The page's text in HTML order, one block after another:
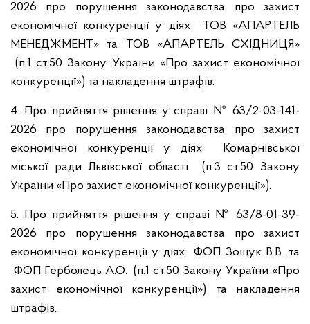
2026 про порушення законодавства про захист
економічної конкуренції у діях ТОВ «АПАРТЕЛЬ
МЕНЕДЖМЕНТ» та ТОВ «АПАРТЕЛЬ СХІДНИЦЯ»
(п.1 ст.50 Закону України «Про захист економічної
конкуренції») та накладення штрафів.
4. Про прийняття рішення у справі № 63/2-03-141-
2026 про порушення законодавства про захист
економічної конкуренції у діях Комарнівської
міської ради Львівської області (п.3 ст.50 Закону
України «Про захист економічної конкуренції»).
5. Про прийняття рішення у справі № 63/8-01-39-
2026 про порушення законодавства про захист
економічної конкуренції у діях ФОП Зощук В.В. та
ФОП Герболець А.О. (п.1 ст.50 Закону України «Про
захист економічної конкуренції») та накладення
штрафів.